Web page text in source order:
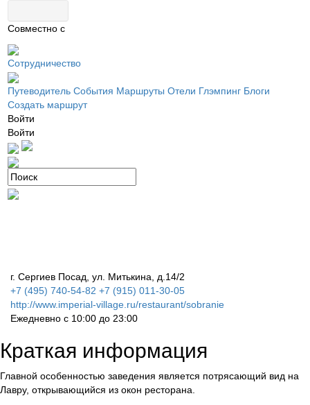
Совместно с
Сотрудничество
Путеводитель События Маршруты Отели Глэмпинг Блоги
Создать маршрут
Войти
Войти
г. Сергиев Посад, ул. Митькина, д.14/2
+7 (495) 740-54-82 +7 (915) 011-30-05
http://www.imperial-village.ru/restaurant/sobranie
Ежедневно с 10:00 до 23:00
Краткая информация
Главной особенностью заведения является потрясающий вид на
Лавру, открывающийся из окон ресторана.